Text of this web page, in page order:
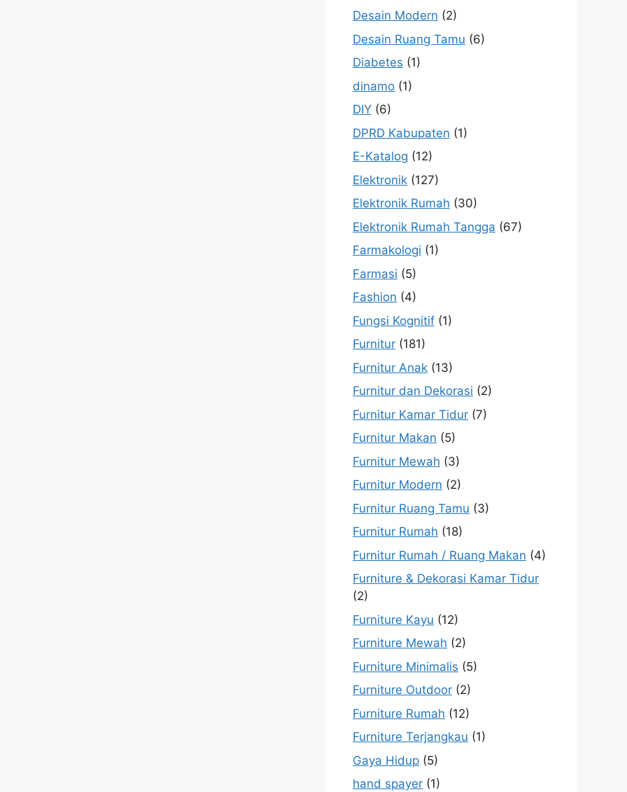
Desain Modern (2)
Desain Ruang Tamu (6)
Diabetes (1)
dinamo (1)
DIY (6)
DPRD Kabupaten (1)
E-Katalog (12)
Elektronik (127)
Elektronik Rumah (30)
Elektronik Rumah Tangga (67)
Farmakologi (1)
Farmasi (5)
Fashion (4)
Fungsi Kognitif (1)
Furnitur (181)
Furnitur Anak (13)
Furnitur dan Dekorasi (2)
Furnitur Kamar Tidur (7)
Furnitur Makan (5)
Furnitur Mewah (3)
Furnitur Modern (2)
Furnitur Ruang Tamu (3)
Furnitur Rumah (18)
Furnitur Rumah / Ruang Makan (4)
Furniture & Dekorasi Kamar Tidur
(2)
Furniture Kayu (12)
Furniture Mewah (2)
Furniture Minimalis (5)
Furniture Outdoor (2)
Furniture Rumah (12)
Furniture Terjangkau (1)
Gaya Hidup (5)
hand spayer (1)